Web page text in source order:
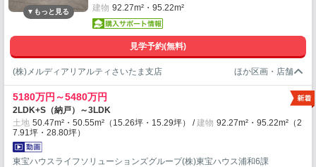
建物 92.27m²・95.22m²
見学予約(無料)
(株)メルディアリアルティさいたま支店
5180万円～5480万円
2LDK+S（納戸）～3LDK
土地 50.47m²・50.55m²（15.26坪・15.29坪） 建物 92.27m²・95.22m²（2
7.91坪・28.80坪）
東宝ハウスライフソリューションズグループ(株)東宝ハウス浦和6課